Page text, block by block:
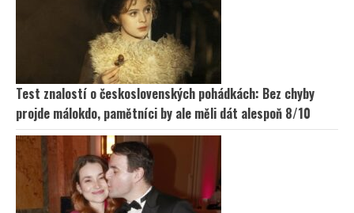
Test znalostí o československých pohádkách: Bez chyby
projde málokdo, pamětníci by ale měli dát alespoň 8/10